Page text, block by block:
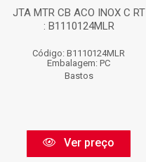
JTA MTR CB ACO INOX C RT
: B1110124MLR
Código: B1110124MLR
Embalagem: PC
Bastos
Ver preço